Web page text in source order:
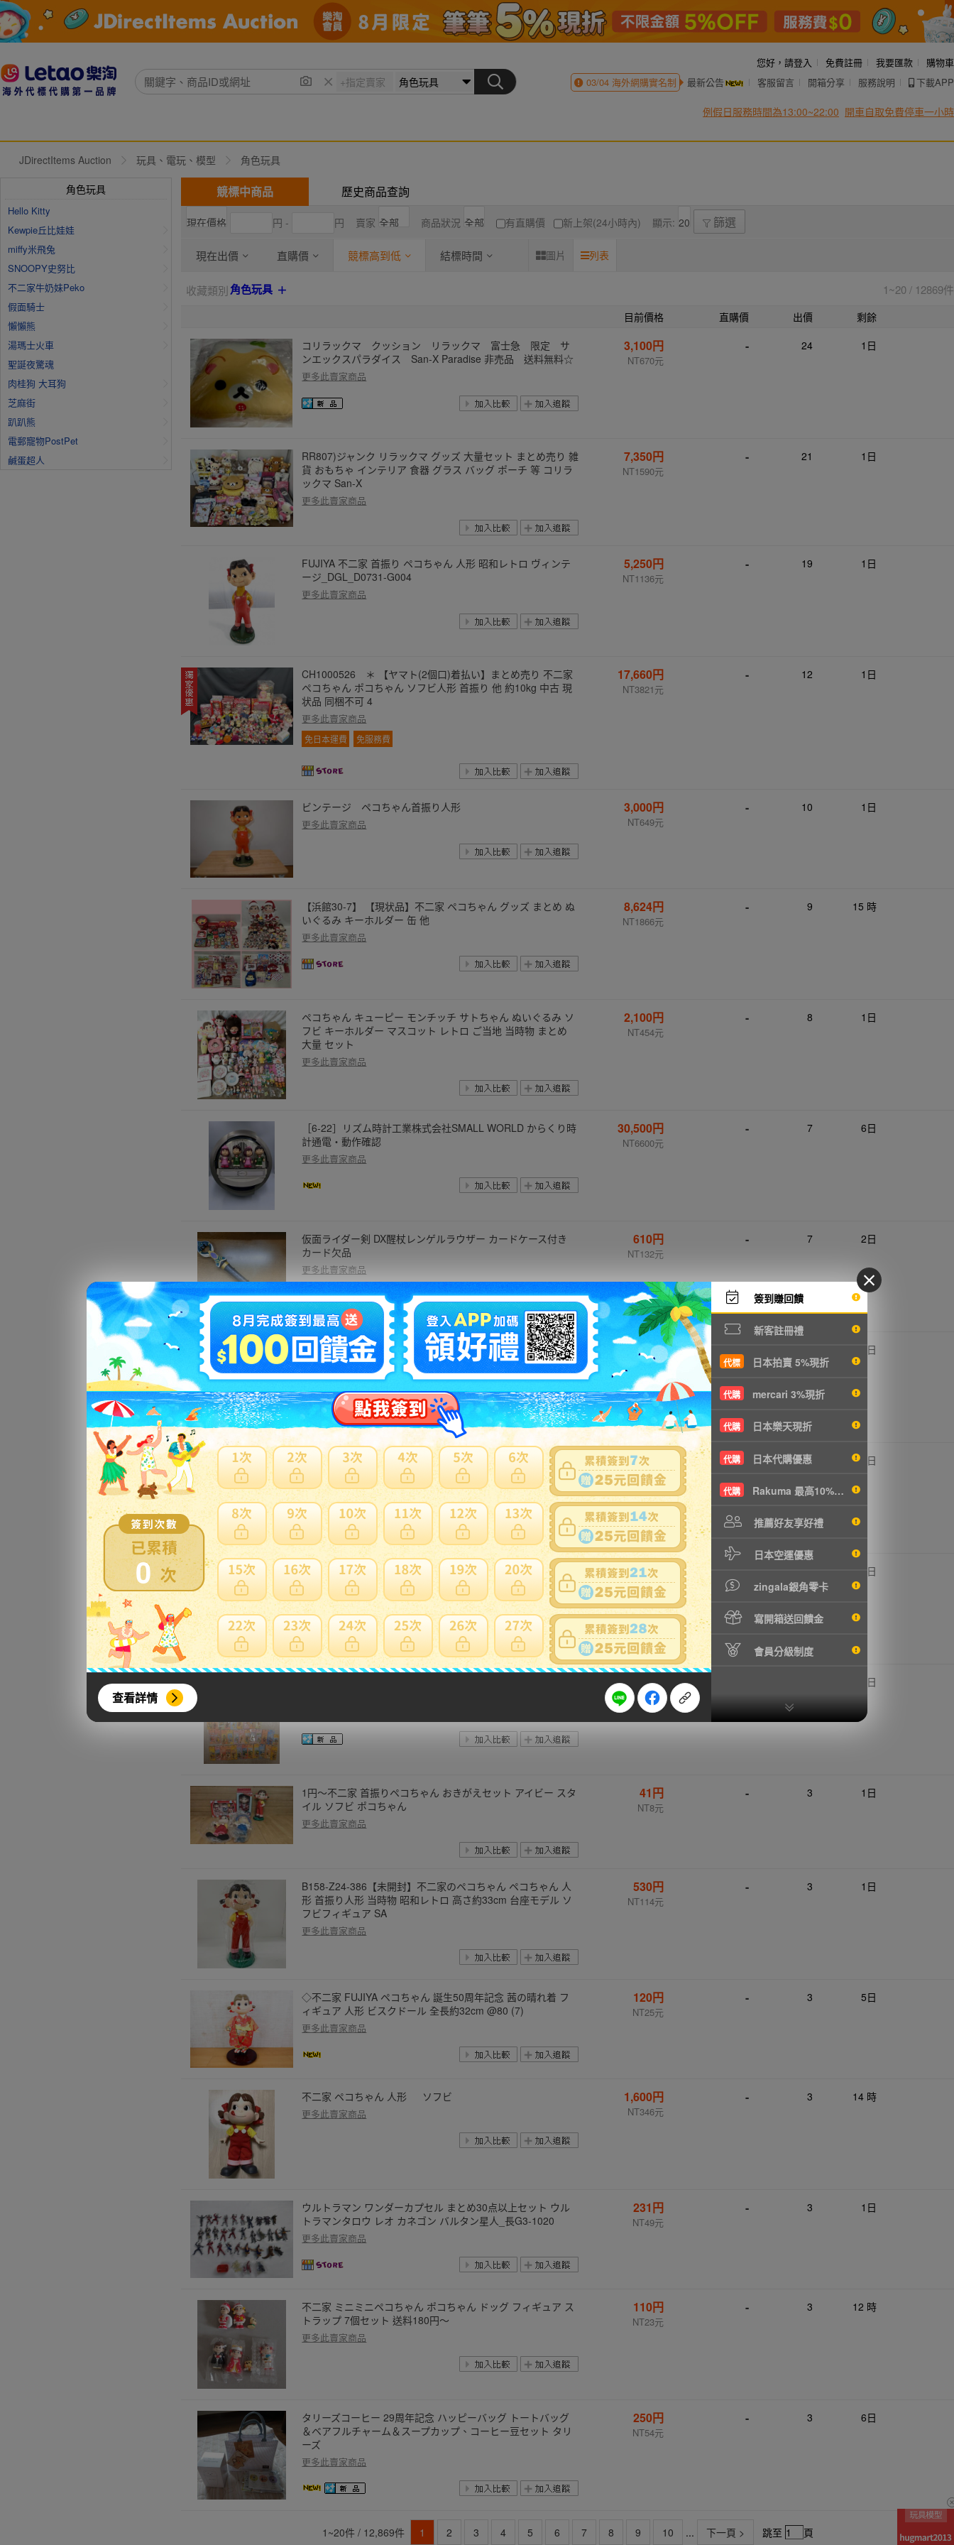
0
查看詳情
簽到賺回饋
新客註冊禮
代標 日本拍賣 5%現折
代購 mercari 3%現折
代購 日本樂天現折
代購 日本代購優惠
代購 Rakuma 最高10%現折
推薦好友享好禮
日本空運優惠
zingala銀角零卡
寫開箱送回饋金
會員分級制度
您好， 請登入 免費註冊 我要匯款
購物車
03/04海外網購實名制 最新公告 客服留言 開箱分享 服務說明 下載APP
例假日服務時間為13:00~22:00 開車自取免費停車一小時
JDirectItems Auction 玩具、電玩、模型 角色玩具
角色玩具
Hello Kitty
Kewpie丘比娃娃
miffy米飛兔
SNOOPY史努比
不二家牛奶妹Peko
假面騎士
懶懶熊
湯瑪士火車
聖誕夜驚魂
肉桂狗 大耳狗
芝麻街
趴趴熊
電郵寵物PostPet
鹹蛋超人
競標中商品 歷史商品查詢
円 - 円 賣家 商品狀況 有直購價 新上架(24小時內) 顯示: 篩選
現在出價 直購價 競標高到低 結標時間 圖片 列表
收藏類別角色玩具 1~20 / 12869件
目前價格 直購價 出價
剩餘
コリラックマ クッション リラックマ 富士急 限定 サ
ンエックスパラダイス San-X Paradise 非売品 送料無料☆
更多此賣家商品
3,100円
NT670元
- 24 1日
RR807)ジャンク リラックマ グッズ 大量セット まとめ売り 雑
貨 おもちゃ インテリア 食器 グラス バッグ ポーチ 等 コリラ
ックマ San-X
更多此賣家商品
7,350円
NT1590元
- 21 1日
FUJIYA 不二家 首振り ペコちゃん 人形 昭和レトロ ヴィンテ
ージ_DGL_D0731-G004
更多此賣家商品
5,250円
NT1136元
- 19 1日
CH1000526 ＊ 【ヤマト(2個口)着払い】まとめ売り 不二家
ペコちゃん ポコちゃん ソフビ人形 首振り 他 約10kg 中古 現
状品 同梱不可 4
更多此賣家商品
免日本運費 免服務費
17,660円
NT3821元
- 12 1日
ビンテージ ペコちゃん首振り人形
更多此賣家商品
3,000円
NT649元
- 10 1日
【浜館30-7】 【現状品】不二家 ペコちゃん グッズ まとめ ぬ
いぐるみ キーホルダー 缶 他
更多此賣家商品
8,624円
NT1866元
- 9 15 時
ペコちゃん キューピー モンチッチ サトちゃん ぬいぐるみ ソ
フビ キーホルダー マスコット レトロ ご当地 当時物 まとめ
大量 セット
更多此賣家商品
2,100円
NT454元
- 8 1日
［6-22］リズム時計工業株式会社SMALL WORLD からくり時
計通電・動作確認
更多此賣家商品
30,500円
NT6600元
- 7 6日
仮面ライダー剣 DX醒杖レンゲルラウザー カードケース付き
カード欠品
更多此賣家商品
610円
NT132元
- 7 2日
【当時物】不二家 ミルキー ペコちゃん人形 全高約27cm ブリ
キ台座 緑台座 フィギュア 首振り人形 昭和レトロ ビンテージ
1円~ Y9800
更多此賣家商品
5,775円
NT1249元
1日
1円【ジャンク】 /ペコちゃん人形 グッズまとめセット/75
更多此賣家商品
45円
NT9元
5 1日
稼働中！ペコちゃん 壁掛け時計 単3電池付き 不二家 大
きさ・約35×29×2cm レトロ
更多此賣家商品
1,300円
NT281元
1日
26,000円
NT5626元
1日
1円～不二家 首振りペコちゃん おきがえセット アイビー スタ
イル ソフビ ポコちゃん
更多此賣家商品
41円
NT8元
- 3 1日
B158-Z24-386【未開封】不二家のペコちゃん ペコちゃん 人
形 首振り人形 当時物 昭和レトロ 高さ約33cm 台座モデル ソ
フビフィギュア SA
更多此賣家商品
530円
NT114元
- 3 1日
◇不二家 FUJIYA ペコちゃん 誕生50周年記念 茜の晴れ着 フ
ィギュア 人形 ビスクドール 全長約32cm @80 (7)
更多此賣家商品
120円
NT25元
- 3 5日
不二家 ペコちゃん 人形 ソフビ
更多此賣家商品
1,600円
NT346元
- 3 14 時
ウルトラマン ワンダーカプセル まとめ30点以上セット ウル
トラマンタロウ レオ カネゴン バルタン星人_長G3-1020
更多此賣家商品
231円
NT49元
- 3 1日
不二家 ミニミニペコちゃん ポコちゃん ドッグ フィギュア ス
トラップ 7個セット 送料180円〜
更多此賣家商品
110円
NT23元
- 3 12 時
タリーズコーヒー 29周年記念 ハッピーバッグ トートバッグ
＆ベアフルチャーム＆スープカップ、コーヒー豆セット タリ
ーズ
更多此賣家商品
250円
NT54元
- 3 6日
1~20件 / 12,869件 1 2 3 4 5 6 7 8 9 10 ... 下一頁 > 跳至 頁